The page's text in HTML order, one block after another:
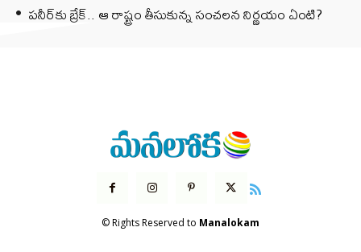
పనీర్‌కు బ్రేక్.. ఆ రాష్ట్రం తీసుకున్న సంచలన నిర్ణయం ఏంటి?
© Rights Reserved to Manalokam